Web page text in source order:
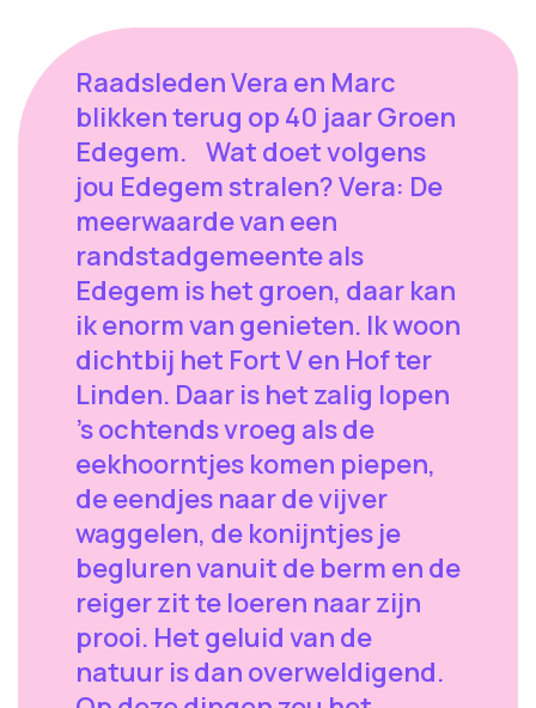
Raadsleden Vera en Marc
blikken terug op 40 jaar Groen
Edegem. Wat doet volgens
jou Edegem stralen? Vera: De
meerwaarde van een
randstadgemeente als
Edegem is het groen, daar kan
ik enorm van genieten. Ik woon
dichtbij het Fort V en Hof ter
Linden. Daar is het zalig lopen
’s ochtends vroeg als de
eekhoorntjes komen piepen,
de eendjes naar de vijver
waggelen, de konijntjes je
begluren vanuit de berm en de
reiger zit te loeren naar zijn
prooi. Het geluid van de
natuur is dan overweldigend.